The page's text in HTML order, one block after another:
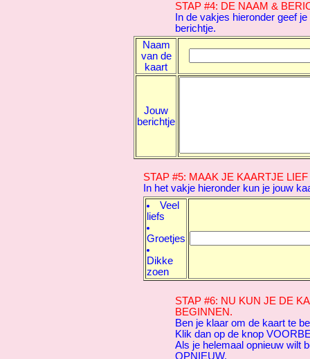
STAP #4: DE NAAM &
In de vakjes hieronder geef
berichtje.
Naam
van de
kaart
Jouw
berichtje
STAP #5: MAAK JE KAARTJE LIEF
In het vakje hieronder kun je jouw
Veel
liefs
Groetjes
Dikke
zoen
STAP #6: NU KUN JE DE
BEGINNEN.
Ben je klaar om de kaart te
Klik dan op de knop
Als je helemaal opnieuw wilt
OPNIEUW.